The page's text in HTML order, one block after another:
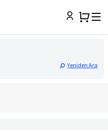
Yeniden Ara